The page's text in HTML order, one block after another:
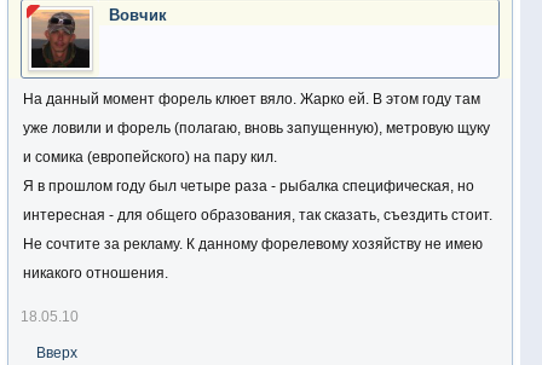
Вовчик
На данный момент форель клюет вяло. Жарко ей. В этом году там
уже ловили и форель (полагаю, вновь запущенную), метровую щуку
и сомика (европейского) на пару кил.
Я в прошлом году был четыре раза - рыбалка специфическая, но
интересная - для общего образования, так сказать, съездить стоит.
Не сочтите за рекламу. К данному форелевому хозяйству не имею
никакого отношения.
18.05.10
Вверх